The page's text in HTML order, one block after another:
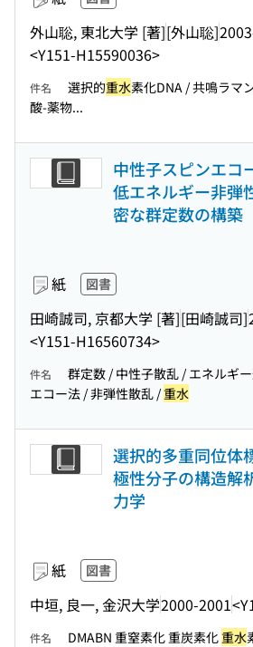
外山聡, 東北大学 [著][外山聡]
<Y151-H15590036>
件名 選択的重水素化DNA / 共鳴ラマ
酸-薬物...
中性子スピンエコ
低エネルギー非弾
密な群定数の構築
紙 図書
田崎誠司, 京都大学 [著][田崎誠司]
<Y151-H16560734>
件名
群定数 / 中性子散乱 / エネルギ
エコー法 / 非弾性散乱 /重水
選択的多重同位体
極性分子の構造解
力学
紙 図書
中垣, 良一, 金沢大学2000-2001
件名 DMABN 重窒素化 重炭素化重水